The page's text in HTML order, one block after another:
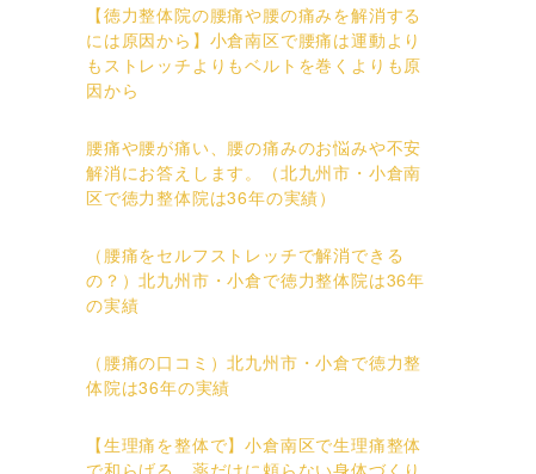
【徳力整体院の腰痛や腰の痛みを解消する
には原因から】小倉南区で腰痛は運動より
もストレッチよりもベルトを巻くよりも原
因から
腰痛や腰が痛い、腰の痛みのお悩みや不安
解消にお答えします。（北九州市・小倉南
区で徳力整体院は36年の実績）
（腰痛をセルフストレッチで解消できる
の？）北九州市・小倉で徳力整体院は36年
の実績
（腰痛の口コミ）北九州市・小倉で徳力整
体院は36年の実績
【生理痛を整体で】小倉南区で生理痛整体
で和らげる、薬だけに頼らない身体づくり